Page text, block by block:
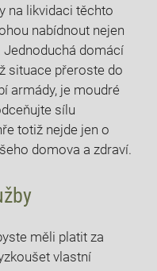
na likvidaci těchto
nabídnout nejen
domácí
‌situace přeroste do
armády, je⁣ moudré
‌sílu
totiž nejde⁣ jen​ o
domova ‍a zdraví.
měli platit za⁢
vlastní